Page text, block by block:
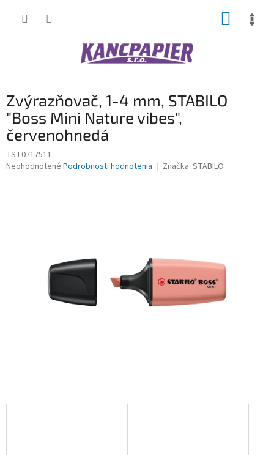
Zvýrazňovač, 1-4 mm, STABILO
"Boss Mini Nature vibes",
červenohnedá
TST0717511
Priemerné
Neohodnotené Podrobnosti hodnotenia Značka: STABILO